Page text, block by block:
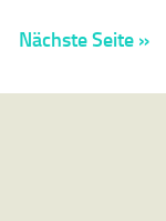
Nächste Seite »